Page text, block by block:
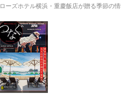
ローズホテル横浜・重慶飯店が贈る季節の